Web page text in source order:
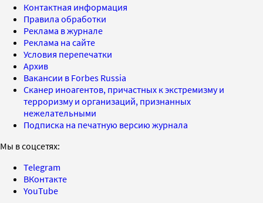
Контактная информация
Правила обработки
Реклама в журнале
Реклама на сайте
Условия перепечатки
Архив
Вакансии в Forbes Russia
Сканер иноагентов, причастных к экстремизму и
терроризму и организаций, признанных
нежелательными
Подписка на печатную версию журнала
Мы в соцсетях:
Telegram
ВКонтакте
YouTube